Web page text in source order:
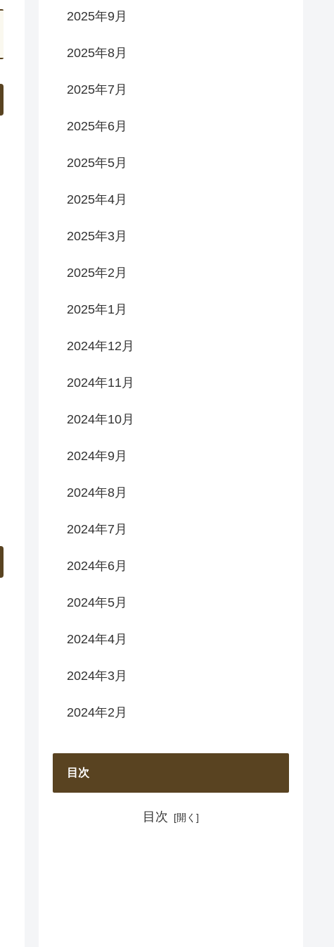
2025年9月
2025年8月
2025年7月
2025年6月
2025年5月
2025年4月
2025年3月
2025年2月
2025年1月
2024年12月
2024年11月
2024年10月
2024年9月
2024年8月
2024年7月
2024年6月
2024年5月
2024年4月
2024年3月
2024年2月
目次
目次